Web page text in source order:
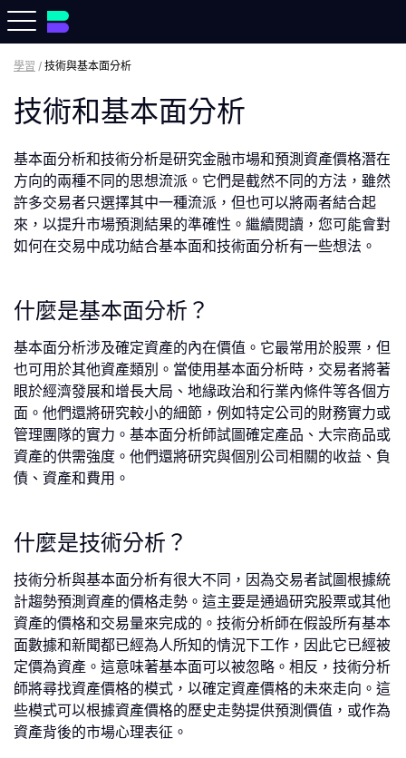
學習 / 技術與基本面分析
技術和基本面分析
基本面分析和技術分析是研究金融市場和預測資產價格潛在
方向的兩種不同的思想流派。它們是截然不同的方法，雖然
許多交易者只選擇其中一種流派，但也可以將兩者結合起
來，以提升市場預測結果的準確性。繼續閱讀，您可能會對
如何在交易中成功結合基本面和技術面分析有一些想法。
什麼是基本面分析？
基本面分析涉及確定資產的內在價值。它最常用於股票，但
也可用於其他資產類別。當使用基本面分析時，交易者將著
眼於經濟發展和增長大局、地緣政治和行業內條件等各個方
面。他們還將研究較小的細節，例如特定公司的財務實力或
管理團隊的實力。基本面分析師試圖確定產品、大宗商品或
資產的供需強度。他們還將研究與個別公司相關的收益、負
債、資產和費用。
什麼是技術分析？
技術分析與基本面分析有很大不同，因為交易者試圖根據統
計趨勢預測資產的價格走勢。這主要是通過研究股票或其他
資產的價格和交易量來完成的。技術分析師在假設所有基本
面數據和新聞都已經為人所知的情況下工作，因此它已經被
定價為資產。這意味著基本面可以被忽略。相反，技術分析
師將尋找資產價格的模式，以確定資產價格的未來走向。這
些模式可以根據資產價格的歷史走勢提供預測價值，或作為
資產背後的市場心理表征。